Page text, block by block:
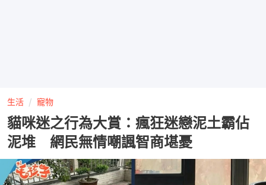
生活 寵物
貓咪迷之行為大賞：瘋狂迷戀泥土霸佔
泥堆 網民無情嘲諷智商堪憂